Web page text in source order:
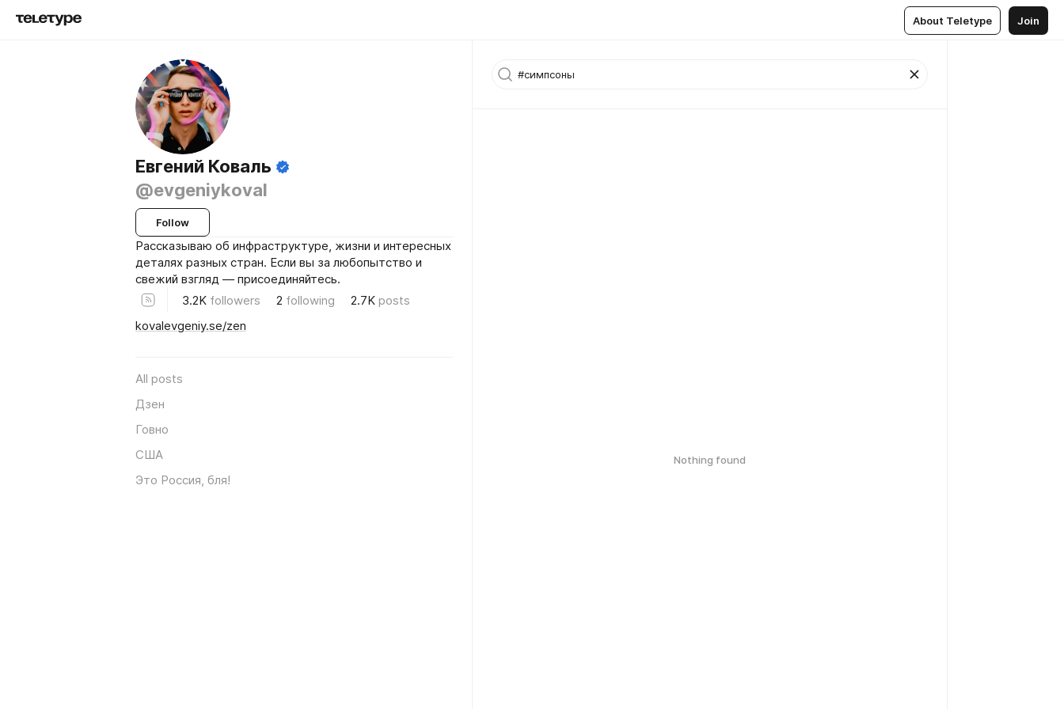
About Teletype Join
Евгений Коваль
@evgeniykoval
Follow
Рассказываю об инфраструктуре, жизни и интересных
деталях разных стран. Если вы за любопытство и
свежий взгляд — присоединяйтесь.
3.2K followers 2 following 2.7K posts
kovalevgeniy.se/zen
All posts
Дзен
Говно
США
Это Россия, бля!
Nothing found